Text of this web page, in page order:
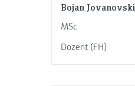
Bojan Jovanovski
MSc
Dozent (FH)